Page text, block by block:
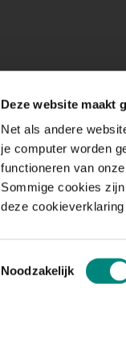
Deze website maakt
Net als andere
je computer worden
functioneren van
Sommige cookies
deze
Toestemmingsselectie
Noodzakelijk